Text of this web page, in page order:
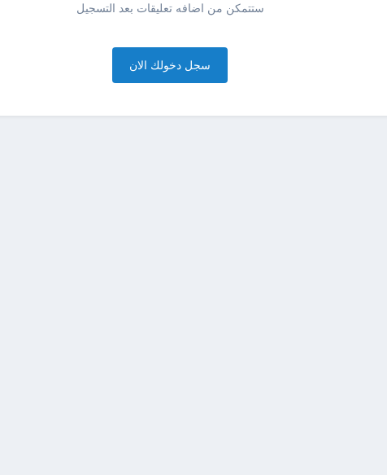
ستتمكن من اضافه تعليقات بعد التسجيل
سجل دخولك الان